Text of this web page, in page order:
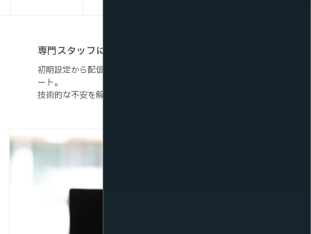
専門スタッフによる導入・運用サポート
初期設定から配信当日の運用まで、経験豊富なスタッフがサポ
ート。
技術的な不安を解消し、スムーズなライブ配信を支援します。